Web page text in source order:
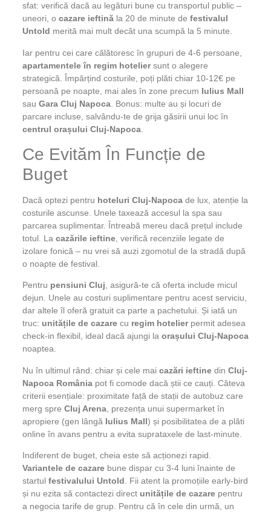
sfat: verifică dacă au legături bune cu transportul public –
uneori, o cazare ieftinăla 20 de minute de festivalul
Untold merită mai mult decât una scumpă la 5 minute.
Iar pentru cei care călătoresc în grupuri de 4-6 persoane,
apartamentele în regim hoteliersunt o alegere
strategică. Împărțind costurile, poți plăti chiar 10-12€ pe
persoană pe noapte, mai ales în zone precum Iulius Mall
sau Gara Cluj Napoca. Bonus: multe au și locuri de
parcare incluse, salvându-te de grija găsirii unui loc în
centrul orașului Cluj-Napoca.
Ce Evităm În Funcție de
Buget
Dacă optezi pentru hoteluri Cluj-Napocade lux, atenție la
costurile ascunse. Unele taxează accesul la spa sau
parcarea suplimentar. Întreabă mereu dacă prețul include
totul. La cazările ieftine, verifică recenziile legate de
izolare fonică – nu vrei să auzi zgomotul de la stradă după
o noapte de festival.
Pentru pensiuni Cluj, asigură-te că oferta include micul
dejun. Unele au costuri suplimentare pentru acest serviciu,
dar altele îl oferă gratuit ca parte a pachetului. Și iată un
truc: unitățile de cazarecu regim hotelierpermit adesea
check-in flexibil, ideal dacă ajungi la orașului Cluj-Napoca
noaptea.
Nu în ultimul rând: chiar și cele mai cazări ieftinedin Cluj-
Napoca Româniapot fi comode dacă știi ce cauți. Câteva
criterii esențiale: proximitate față de stații de autobuz care
merg spre Cluj Arena, prezența unui supermarket în
apropiere (gen lângă Iulius Mall) și posibilitatea de a plăti
online în avans pentru a evita suprataxele de last-minute.
Indiferent de buget, cheia este să acționezi rapid.
Variantele de cazarebune dispar cu 3-4 luni înainte de
startul festivalului Untold. Fii atent la promoțiile early-bird
și nu ezita să contactezi direct unitățile de cazarepentru
a negocia tarife de grup. Pentru că în cele din urmă, un